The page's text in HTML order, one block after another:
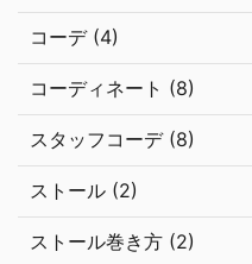
コーデ (4)
コーディネート (8)
スタッフコーデ (8)
ストール (2)
ストール巻き方 (2)